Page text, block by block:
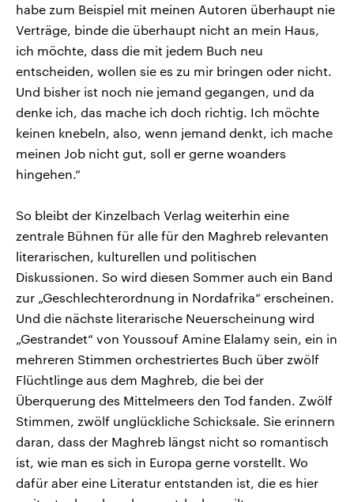
habe zum Beispiel mit meinen Autoren überhaupt nie
Verträge, binde die überhaupt nicht an mein Haus,
ich möchte, dass die mit jedem Buch neu
entscheiden, wollen sie es zu mir bringen oder nicht.
Und bisher ist noch nie jemand gegangen, und da
denke ich, das mache ich doch richtig. Ich möchte
keinen knebeln, also, wenn jemand denkt, ich mache
meinen Job nicht gut, soll er gerne woanders
hingehen.“
So bleibt der Kinzelbach Verlag weiterhin eine
zentrale Bühnen für alle für den Maghreb relevanten
literarischen, kulturellen und politischen
Diskussionen. So wird diesen Sommer auch ein Band
zur „Geschlechterordnung in Nordafrika“ erscheinen.
Und die nächste literarische Neuerscheinung wird
„Gestrandet“ von Youssouf Amine Elalamy sein, ein in
mehreren Stimmen orchestriertes Buch über zwölf
Flüchtlinge aus dem Maghreb, die bei der
Überquerung des Mittelmeers den Tod fanden. Zwölf
Stimmen, zwölf unglückliche Schicksale. Sie erinnern
daran, dass der Maghreb längst nicht so romantisch
ist, wie man es sich in Europa gerne vorstellt. Wo
dafür aber eine Literatur entstanden ist, die es hier